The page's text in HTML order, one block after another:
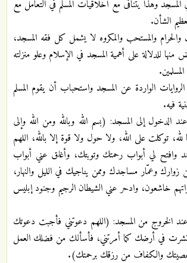
المسجد وهذا يتنافى مع أخلاقيات المسلم في التعامل مع
الشأن.
والحرام والمستحب والمكروه لا يشمل كل فقه المسجد،
منها للدلالة على أهمية المسجد في الإسلام وعلو منزلته
الواردة عن المسجد واستحباب أن يقوم المسلم
فيه.
الدخول إلى المسجد: (بسم الله وبالله ومن الله وإلى
لله، توكلت على الله، ولا حول ولا قوة إلا بالله، اللهم
وافتح لي أبواب رحمتك وتوبتك، وأغلق عني أبواب
وعمّار مساجدك وممن يناجيك في الليل والنهار،
خاشعون، وادحر عني الشيطان الرجيم وجنود إبليس
الخروج من المسجد: (اللهم دعوتني فأجبت دعوتك
في أرضك كما أمرتني، فأسألك من فضلك العمل
والكفاف من رزقك برحمتك).